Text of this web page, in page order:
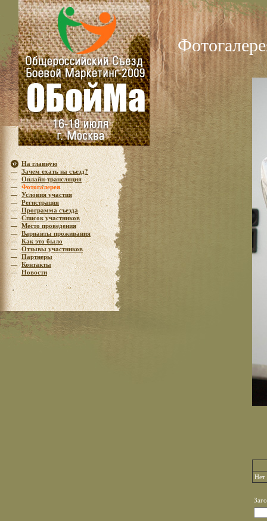
На главную
— Зачем ехать на съезд?
— Онлайн-трансляция
— Фотогалерея
— Условия участия
— Регистрация
— Программа съезда
— Список участников
— Место проведения
— Варианты проживания
— Как это было
— Отзывы участников
— Партнеры
— Контакты
— Новости
Нет